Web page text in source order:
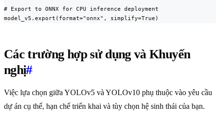
# Export to ONNX for CPU inference deployment
model_v5.export(format="onnx", simplify=True)
Các trường hợp sử dụng và Khuyến
nghị#
Việc lựa chọn giữa YOLOv5 và YOLOv10 phụ thuộc vào yêu cầu
dự án cụ thể, hạn chế triển khai và tùy chọn hệ sinh thái của bạn.